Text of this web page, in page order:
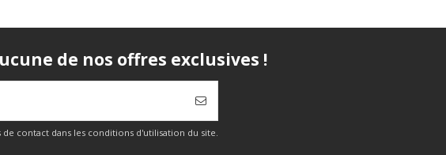
de nos offres exclusives !
contact dans les conditions d'utilisation du site.